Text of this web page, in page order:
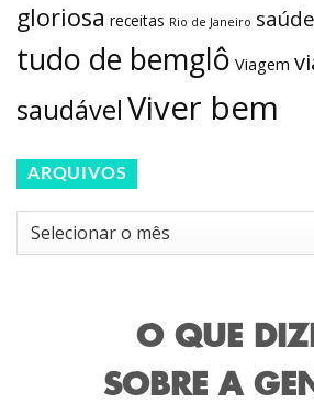
gloriosa receitas Rio de Janeiro saúde
tudo de bemglô Viagem
saudávelViver bem
ARQUIVOS
Arquivos
O QUE
SOBRE A